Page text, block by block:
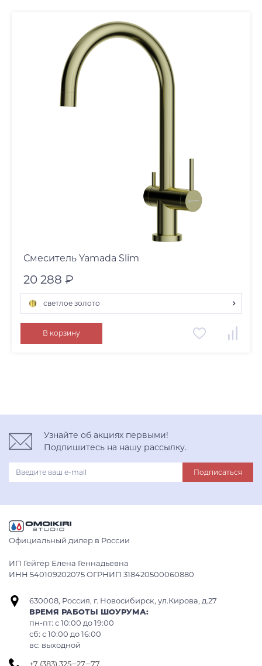
Смеситель Yamada Slim
20 288 ₽
светлое золото
светлое золото
нержавеющая сталь
В корзину
Узнайте об акциях первыми!
Подпишитесь на нашу рассылку.
Подписаться
Официальный дилер в России
ИП Гейгер Елена Геннадьевна
ИНН 540109202075 ОГРНИП 318420500060880
630008, Россия, г. Новосибирск, ул.Кирова, д.27
ВРЕМЯ РАБОТЫ ШОУРУМА:
пн-пт: с 10:00 до 19:00
сб: c 10:00 до 16:00
вс: выходной
+7 (383) 325‒27‒77